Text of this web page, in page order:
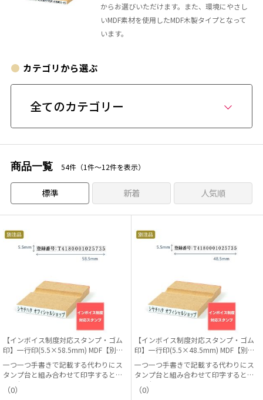
からお選びいただけます。また、環境にやさし
いMDF素材を使用したMDF木製タイプとなって
います。
カテゴリから選ぶ
全てのカテゴリー
商品一覧 54件（1件〜12件を表示）
標準 新着 人気順
【インボイス制度対応スタンプ・ゴム
印】一行印(5.5×58.5mm) MDF【別注
ゴム印】ヨコ型
一つ一つ手書きで記載する代わりにス
タンプ台と組み合わせて印字すると早
くて便利!
（0）
【インボイス制度対応スタンプ・ゴム
印】一行印(5.5×48.5mm) MDF【別注
ゴム印】ヨコ型
一つ一つ手書きで記載する代わりにス
タンプ台と組み合わせて印字すると早
くて便利!
（0）